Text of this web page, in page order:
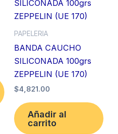
PAPELERIA
BANDA CAUCHO
SILICONADA 100grs
ZEPPELIN (UE 170)
$4,821.00
Añadir al
carrito